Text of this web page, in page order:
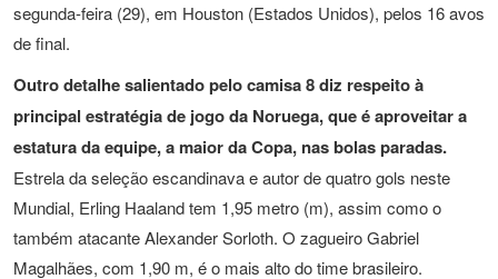
segunda-feira (29), em Houston (Estados Unidos), pelos 16 avos
de final.
Outro detalhe salientado pelo camisa 8 diz respeito à
principal estratégia de jogo da Noruega, que é aproveitar a
estatura da equipe, a maior da Copa, nas bolas paradas.
Estrela da seleção escandinava e autor de quatro gols neste
Mundial, Erling Haaland tem 1,95 metro (m), assim como o
também atacante Alexander Sorloth. O zagueiro Gabriel
Magalhães, com 1,90 m, é o mais alto do time brasileiro.